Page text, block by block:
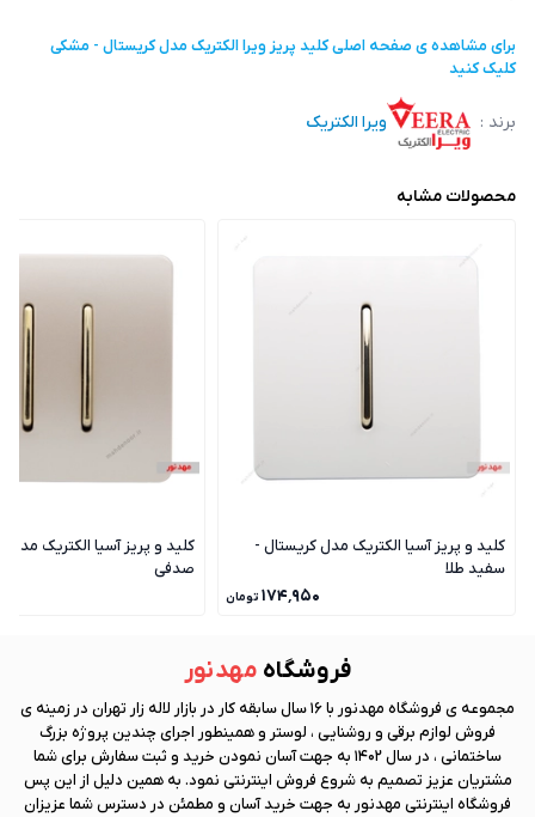
برای مشاهده ی صفحه اصلیکلید پریز ویرا الکتریک مدل کریستال - مشکی
کلیک کنید
برند : ویرا الکتریک
محصولات مشابه
کلید و پریز آسیا الکتریک مدل کریستال -
سفید طلا
۱۷۴٬۹۵۰ تومان
کلید و پریز آسیا الکتریک مدل
صدفی
فروشگاه مهد نور
مجموعه ی فروشگاه مهد نور
با 16 سال سابقه کار در بازار لاله زار تهران در زمینه ی
فروش لوازم برقی و روشنایی ، لوستر و همینطور اجرای چندین پروژه بزرگ
ساختمانی ، در سال 1402 به جهت آسان نمودن خرید و ثبت سفارش برای شما
مشتریان عزیز تصمیم به شروع فروش اینترنتی نمود. به همین دلیل از این پس
فروشگاه اینترنتی مهد نور به جهت خرید آسان و مطمئن در دسترس شما عزیزان